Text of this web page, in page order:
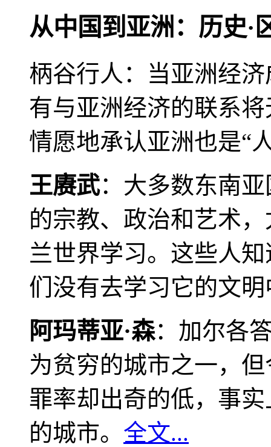
从中国到亚洲：历史·
柄谷行人：当亚洲经
有与亚洲经济的联系
情愿地承认亚洲也是“
王赓武：大多数东南
的宗教、政治和艺术
兰世界学习。这些人
们没有去学习它的文
阿玛蒂亚·森：加尔各
为贫穷的城市之一，
罪率却出奇的低，事
的城市。 全文...